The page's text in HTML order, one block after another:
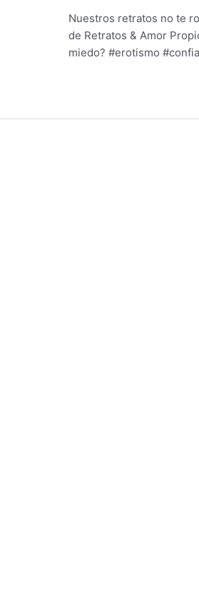
Nuestros retratos no te
de Retratos & Amor
miedo? #erotismo